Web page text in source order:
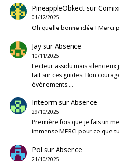
PineappleObkectsur
01/12/2025
Oh quelle bonne idée ! Merci
JaysurAbsence
10/11/2025
Lecteur assidu mais
fait sur ces guides. Bon
évènements.…
Inteorm surAbsence
29/10/2025
Première fois que je fais un
immense MERCI pour ce que
Pol surAbsence
21/10/2025